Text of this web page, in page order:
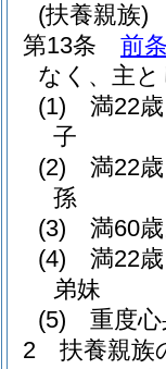
(扶養親族)
第13条
前
なく、主
(1)
満22
子
(2)
満22
孫
(3)
満60
(4)
満22
弟妹
(5)
重度
2
扶養親族